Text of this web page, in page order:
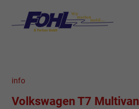
info
Volkswagen T7 Multivan